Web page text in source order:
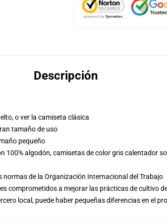
Descripción
o ver la camiseta clásica
tamaño de uso
pequeño
algodón, camisetas de color gris calentador
de la Organización Internacional del Trabajo
comprometidos a mejorar las prácticas de cultivo
local, puede haber pequeñas diferencias en el